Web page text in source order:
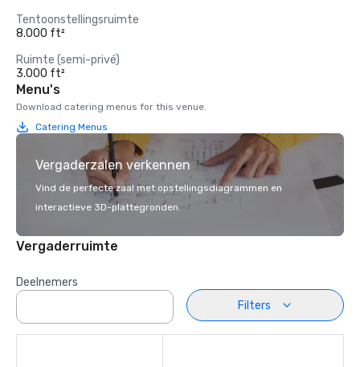
Tentoonstellingsruimte
8.000 ft²
Ruimte (semi-privé)
3.000 ft²
Menu's
Download catering menus for this venue.
Catering Menus
Vergaderzalen verkennen
Vind de perfecte zaal met opstellingsdiagrammen en
interactieve 3D-plattegronden.
Vergaderruimte
Deelnemers
Filters